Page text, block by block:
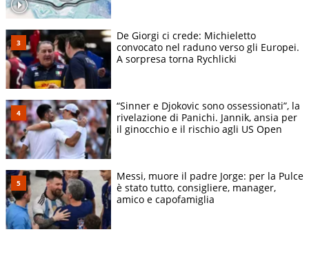
De Giorgi ci crede: Michieletto
convocato nel raduno verso gli Europei.
A sorpresa torna Rychlicki
“Sinner e Djokovic sono ossessionati”, la
rivelazione di Panichi. Jannik, ansia per
il ginocchio e il rischio agli US Open
Messi, muore il padre Jorge: per la Pulce
è stato tutto, consigliere, manager,
amico e capofamiglia